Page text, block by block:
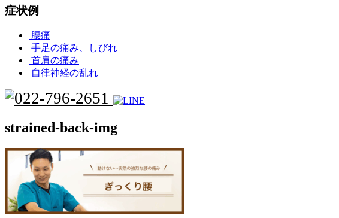
症状例
腰痛
手足の痛み、しびれ
首肩の痛み
自律神経の乱れ
strained-back-img